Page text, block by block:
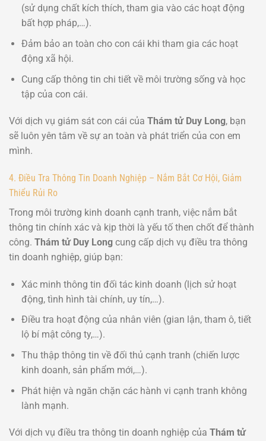
(sử dụng chất kích thích, tham gia vào các hoạt động
bất hợp pháp,…).
Đảm bảo an toàn cho con cái khi tham gia các hoạt
động xã hội.
Cung cấp thông tin chi tiết về môi trường sống và học
tập của con cái.
Với dịch vụ giám sát con cái của Thám tử Duy Long, bạn
sẽ luôn yên tâm về sự an toàn và phát triển của con em
mình.
4. Điều Tra Thông Tin Doanh Nghiệp – Nắm Bắt Cơ Hội, Giảm
Thiểu Rủi Ro
Trong môi trường kinh doanh cạnh tranh, việc nắm bắt
thông tin chính xác và kịp thời là yếu tố then chốt để thành
công. Thám tử Duy Long cung cấp dịch vụ điều tra thông
tin doanh nghiệp, giúp bạn:
Xác minh thông tin đối tác kinh doanh (lịch sử hoạt
động, tình hình tài chính, uy tín,…).
Điều tra hoạt động của nhân viên (gian lận, tham ô, tiết
lộ bí mật công ty,…).
Thu thập thông tin về đối thủ cạnh tranh (chiến lược
kinh doanh, sản phẩm mới,…).
Phát hiện và ngăn chặn các hành vi cạnh tranh không
lành mạnh.
Với dịch vụ điều tra thông tin doanh nghiệp của Thám tử